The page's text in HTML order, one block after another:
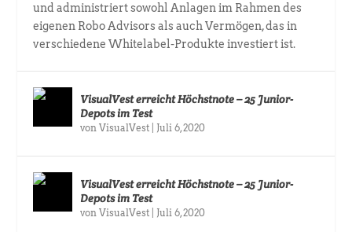
und administriert sowohl Anlagen im Rahmen des
eigenen Robo Advisors als auch Vermögen, das in
verschiedene Whitelabel-Produkte investiert ist.
VisualVest erreicht Höchstnote – 25 Junior-
Depots im Test
vonVisualVest Juli 6, 2020
VisualVest erreicht Höchstnote – 25 Junior-
Depots im Test
vonVisualVest Juli 6, 2020